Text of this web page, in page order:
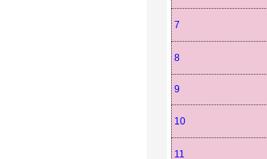
7
8
9
10
11